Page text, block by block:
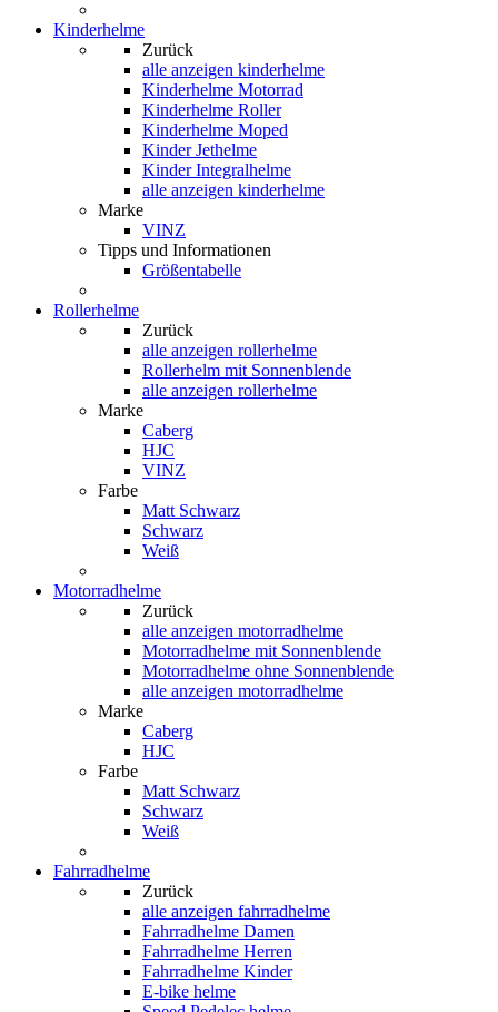
Kinderhelme
Zurück
alle anzeigen kinderhelme
Kinderhelme Motorrad
Kinderhelme Roller
Kinderhelme Moped
Kinder Jethelme
Kinder Integralhelme
alle anzeigen kinderhelme
Marke
VINZ
Tipps und Informationen
Größentabelle
Rollerhelme
Zurück
alle anzeigen rollerhelme
Rollerhelm mit Sonnenblende
alle anzeigen rollerhelme
Marke
Caberg
HJC
VINZ
Farbe
Matt Schwarz
Schwarz
Weiß
Motorradhelme
Zurück
alle anzeigen motorradhelme
Motorradhelme mit Sonnenblende
Motorradhelme ohne Sonnenblende
alle anzeigen motorradhelme
Marke
Caberg
HJC
Farbe
Matt Schwarz
Schwarz
Weiß
Fahrradhelme
Zurück
alle anzeigen fahrradhelme
Fahrradhelme Damen
Fahrradhelme Herren
Fahrradhelme Kinder
E-bike helme